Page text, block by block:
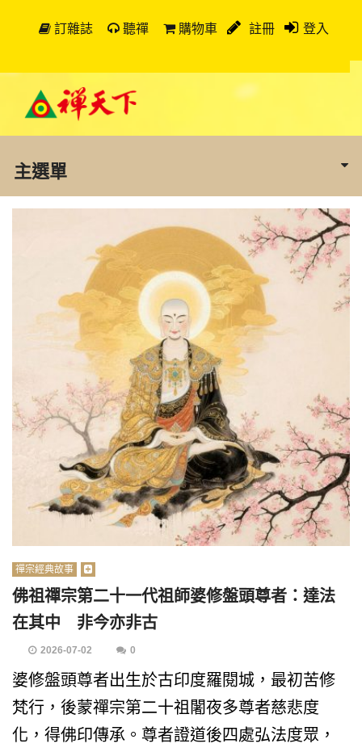
訂雜誌 聽禪 購物車 註冊 登入
主選單
禪宗經典故事
佛祖禪宗第二十一代祖師婆修盤頭尊者：達法
在其中 非今亦非古
2026-07-02 0
婆修盤頭尊者出生於古印度羅閱城，最初苦修
梵行，後蒙禪宗第二十祖闍夜多尊者慈悲度
化，得佛印傳承。尊者證道後四處弘法度眾，